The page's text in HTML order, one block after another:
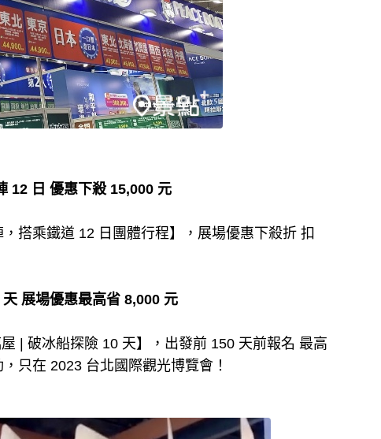
12 日 優惠下殺 15,000 元
搭乘鐵道 12 日團體行程】，展場優惠下殺折 扣
展場優惠最高省 8,000 元
| 破冰船探險 10 天】，出發前 150 天前報名 最高
只在 2023 台北國際觀光博覽會！